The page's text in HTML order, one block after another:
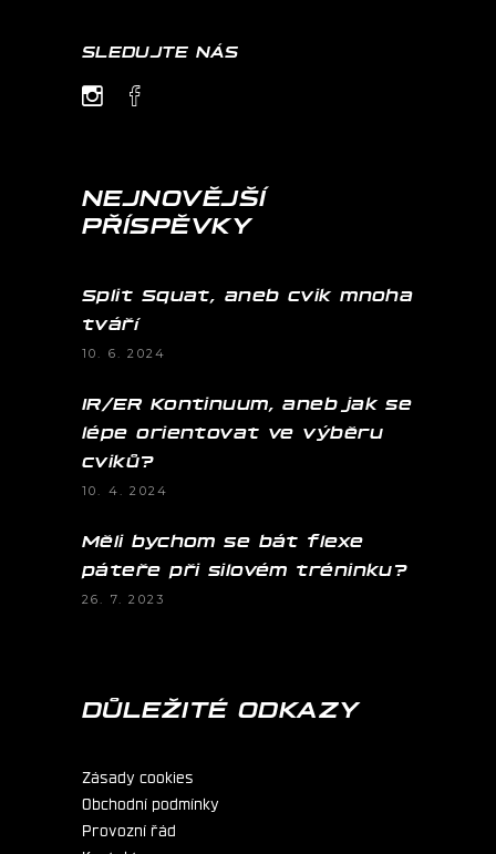
SLEDUJTE NÁS
NEJNOVĚJŠÍ
PŘÍSPĚVKY
Split Squat, aneb cvik mnoha
tváří
10. 6. 2024
IR/ER Kontinuum, aneb jak se
lépe orientovat ve výběru
cviků?
10. 4. 2024
Měli bychom se bát flexe
páteře při silovém tréninku?
26. 7. 2023
DŮLEŽITÉ ODKAZY
Zásady cookies
Obchodní podmínky
Provozní řád